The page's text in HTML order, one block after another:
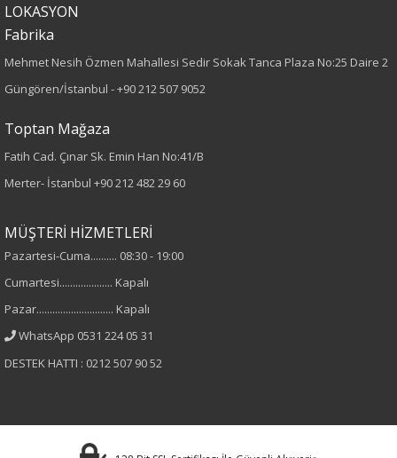
Kumaş Tipi
Dokuma
Desen
Düz
Kumaş
%100 Polyester
Cinsiyet
Kadın
Kol Tipi
LOKASYON
Fabrika
Mehmet Nesih Özmen Mahallesi Sedir Sokak Tanca Plaza No:25 Daire 2
Güngören/İstanbul -+90 212 507 9052
Toptan Mağaza
Fatih Cad. Çınar Sk. Emin Han No:41/B
Merter- İstanbul +90 212 482 29 60
MÜŞTERİ HİZMETLERİ
Pazartesi-Cuma.......... 08:30 - 19:00
Cumartesi.................... Kapalı
Pazar............................. Kapalı
WhatsApp 0531 224 05 31
DESTEK HATTI : 0212 507 90 52